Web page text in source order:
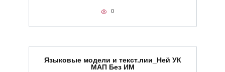
0
Языковые модели и текст.лии_Ней УК
МАП Без ИМ